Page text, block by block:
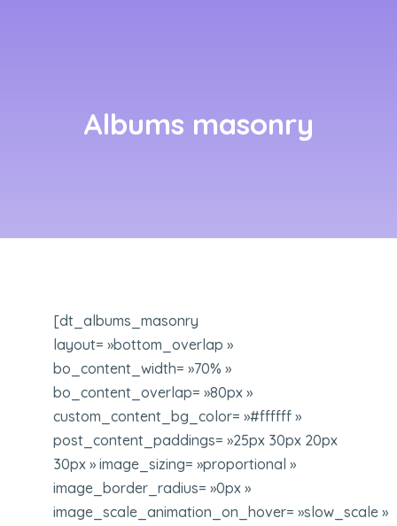
Albums masonry
[dt_albums_masonry
layout= »bottom_overlap »
bo_content_width= »70% »
bo_content_overlap= »80px »
custom_content_bg_color= »#ffffff »
post_content_paddings= »25px 30px 20px
30px » image_sizing= »proportional »
image_border_radius= »0px »
image_scale_animation_on_hover= »slow_scale »